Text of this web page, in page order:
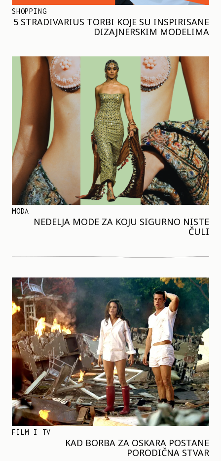
SHOPPING
5 STRADIVARIUS TORBI KOJE SU INSPIRISANE
DIZAJNERSKIM MODELIMA
MODA
NEDELJA MODE ZA KOJU SIGURNO NISTE
ČULI
FILM I TV
KAD BORBA ZA OSKARA POSTANE
PORODIČNA STVAR